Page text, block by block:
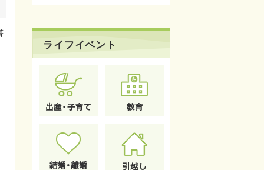
ライフイベント